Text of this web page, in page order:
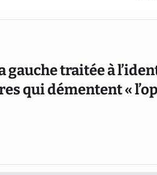
gauche traitée à
qui démentent «